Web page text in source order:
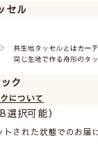
ート位置を合わせたい
の際に備考欄にご記
セル
ク
について
択可能）
された状態でのお届